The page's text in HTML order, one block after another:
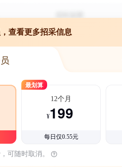
查看更多招采信息
最划算
12个月
¥199
每日仅0.55元
可随时取消。